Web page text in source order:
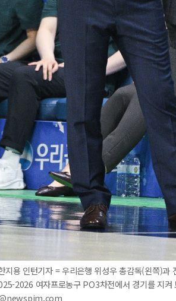
지용 인턴기자 = 우리은행 위성우 총감독(왼쪽)
2026 여자프로농구 PO3차전에서 경기를 지